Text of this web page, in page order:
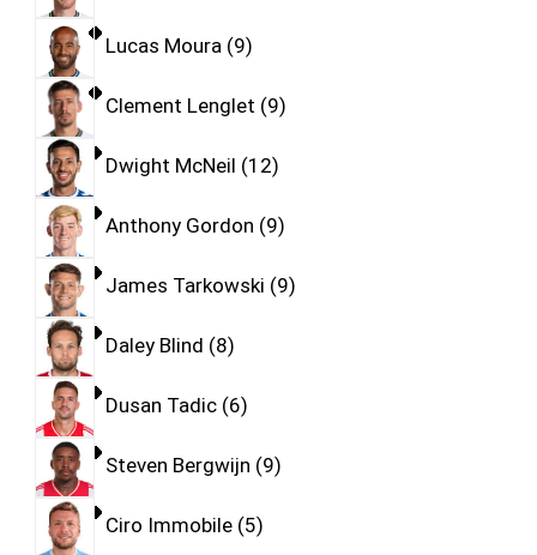
Lucas Moura 9
Clement Lenglet 9
Dwight McNeil 12
Anthony Gordon 9
James Tarkowski 9
Daley Blind 8
Dusan Tadic 6
Steven Bergwijn 9
Ciro Immobile 5